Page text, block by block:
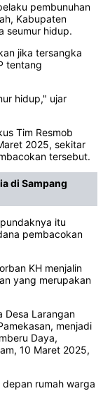
pembunuhan
Kabupaten
seumur hidup.
jika tersangka
tentang
hidup," ujar
Tim Resmob
2025, sekitar
tersebut.
di Sampang
itu
pembacokan
KH menjalin
yang merupakan
Desa Larangan
menjadi
Daya,
10 Maret 2025,
rumah warga